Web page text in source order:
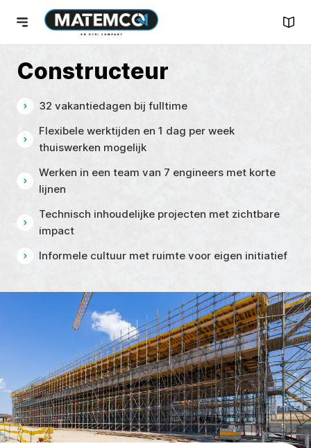
Constructeur
32 vakantiedagen bij fulltime
Flexibele werktijden en 1 dag per week
thuiswerken mogelijk
Werken in een team van 7 engineers met korte
lijnen
Technisch inhoudelijke projecten met zichtbare
impact
Informele cultuur met ruimte voor eigen initiatief